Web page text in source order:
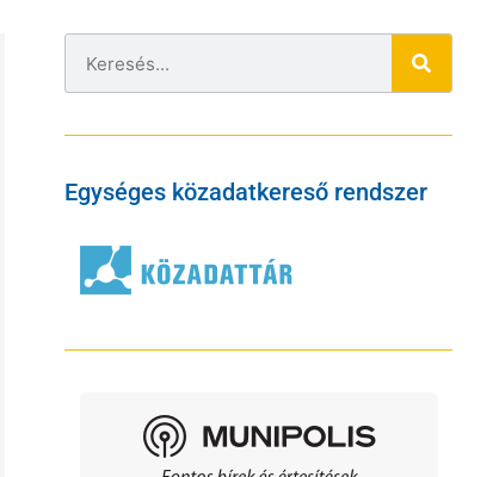
Egységes közadatkereső rendszer